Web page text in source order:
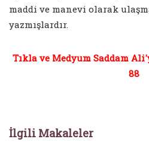
maddi ve manevi olarak
yazmışlardır.
Tıkla ve Medyum Saddam
88
İlgili Makaleler